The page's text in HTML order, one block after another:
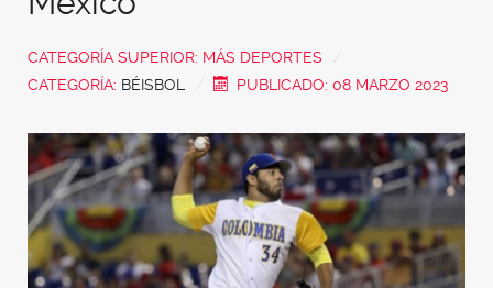
CATEGORÍA SUPERIOR: MÁS DEPORTES
CATEGORÍA: BÉISBOL PUBLICADO: 08 MARZO 2023